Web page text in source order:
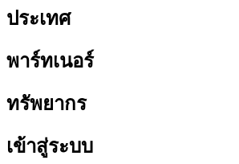
ประเทศ​​
พาร์ทเนอร์​​
ทรัพยากร​​
เข้าสู่ระบบ​​